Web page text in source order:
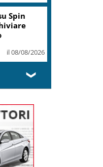
il 08/08/2026
❯